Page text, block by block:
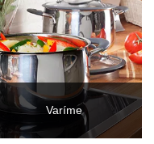
Varíme